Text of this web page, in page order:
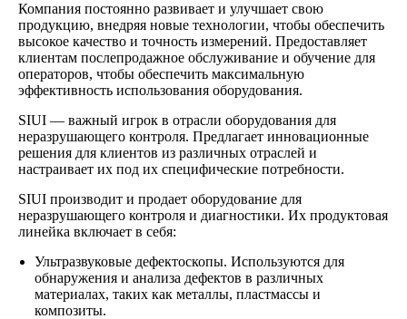
Компания постоянно развивает и улучшает свою
продукцию, внедряя новые технологии, чтобы обеспечить
высокое качество и точность измерений. Предоставляет
клиентам послепродажное обслуживание и обучение для
операторов, чтобы обеспечить максимальную
эффективность использования оборудования.
SIUI — важный игрок в отрасли оборудования для
неразрушающего контроля. Предлагает инновационные
решения для клиентов из различных отраслей и
настраивает их под их специфические потребности.
SIUI производит и продает оборудование для
неразрушающего контроля и диагностики. Их продуктовая
линейка включает в себя:
Ультразвуковые дефектоскопы. Используются для
обнаружения и анализа дефектов в различных
материалах, таких как металлы, пластмассы и
композиты.